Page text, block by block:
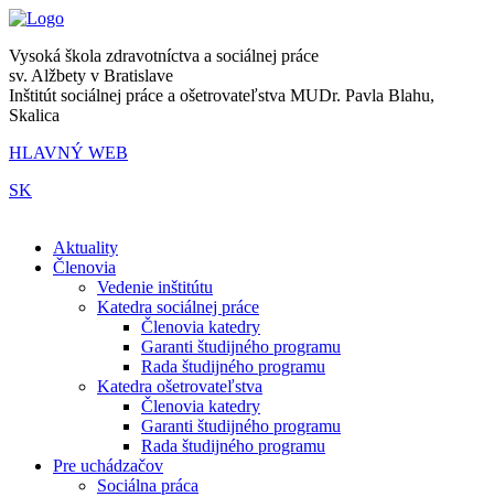
Vysoká škola zdravotníctva a sociálnej práce
sv. Alžbety v Bratislave
Inštitút sociálnej práce a ošetrovateľstva MUDr. Pavla Blahu,
Skalica
HLAVNÝ WEB
SK
Aktuality
Členovia
Vedenie inštitútu
Katedra sociálnej práce
Členovia katedry
Garanti študijného programu
Rada študijného programu
Katedra ošetrovateľstva
Členovia katedry
Garanti študijného programu
Rada študijného programu
Pre uchádzačov
Sociálna práca